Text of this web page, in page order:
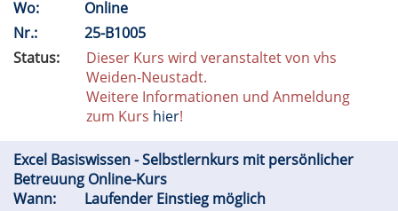
Wo:
Online
Nr.:
25-B1005
Status:
Dieser Kurs wird veranstaltet von vhs
Weiden-Neustadt.
Weitere Informationen und Anmeldung
zum Kurs hier!
Excel Basiswissen - Selbstlernkurs mit persönlicher
Betreuung Online-Kurs
Wann:
Laufender Einstieg möglich